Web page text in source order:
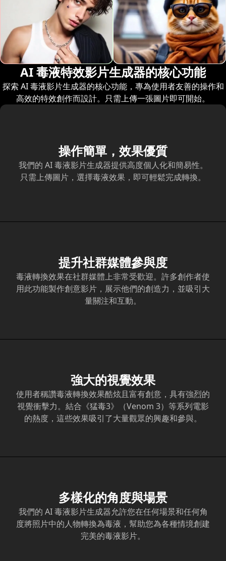
AI 毒液特效影片生成器的核心功能
探索 AI 毒液影片生成器的核心功能，專為使用者友善的操作和
高效的特效創作而設計。只需上傳一張圖片即可開始。
操作簡單，效果優質
我們的 AI 毒液影片生成器提供高度個人化和簡易性。
只需上傳圖片，選擇毒液效果，即可輕鬆完成轉換。
提升社群媒體參與度
毒液轉換效果在社群媒體上非常受歡迎。許多創作者使
用此功能製作創意影片，展示他們的創造力，並吸引大
量關注和互動。
強大的視覺效果
使用者稱讚毒液轉換效果酷炫且富有創意，具有強烈的
視覺衝擊力。結合《猛毒3》（Venom 3）等系列電影
的熱度，這些效果吸引了大量觀眾的興趣和參與。
多樣化的角度與場景
我們的 AI 毒液影片生成器允許您在任何場景和任何角
度將照片中的人物轉換為毒液，幫助您為各種情境創建
完美的毒液影片。